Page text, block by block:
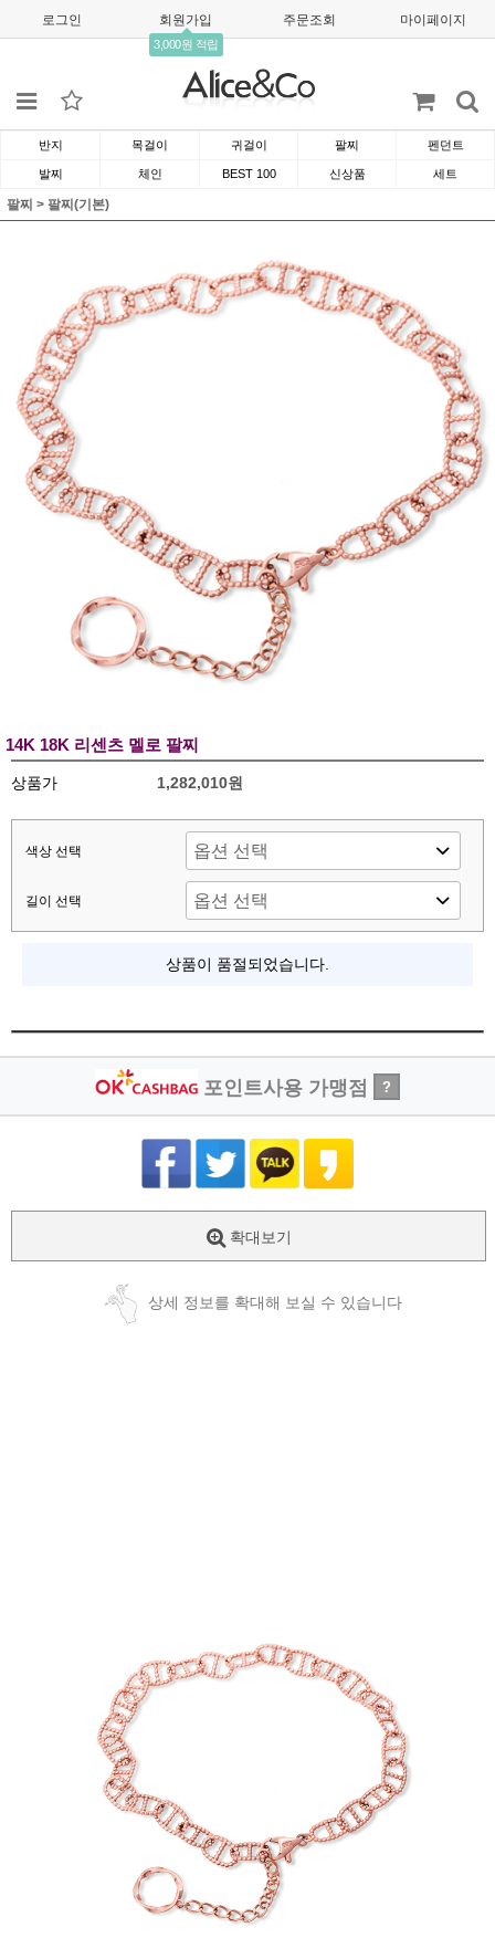
로그인 회원가입
3,000원 적립
주문조회 마이페이지
반지 목걸이 귀걸이 팔찌 펜던트
발찌 체인 BEST 100 신상품 세트
팔찌 > 팔찌(기본)
14K 18K 리센츠 멜로 팔찌
상품가 1,282,010원
색상 선택
길이 선택
상품이 품절되었습니다.
포인트사용 가맹점 ?
확대보기
상세 정보를 확대해 보실 수 있습니다